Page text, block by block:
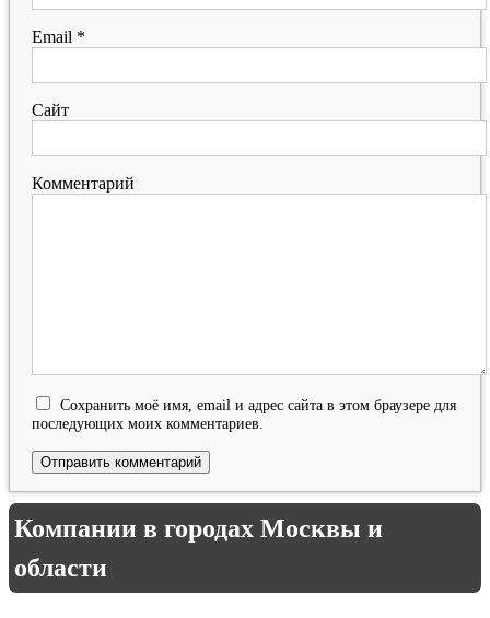
Email *
Сайт
Комментарий
Сохранить моё имя, email и адрес сайта в этом браузере для
последующих моих комментариев.
Компании в городах Москвы и
области